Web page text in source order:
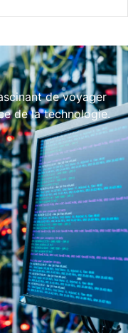
de voyager
de la technologie.